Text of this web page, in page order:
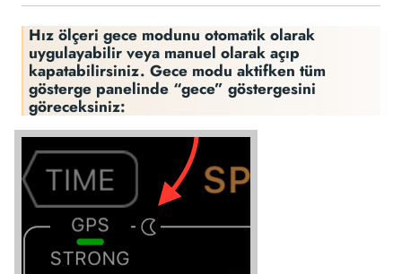
Hız ölçeri gece modunu otomatik olarak
uygulayabilir veya manuel olarak açıp
kapatabilirsiniz. Gece modu aktifken tüm
gösterge panelinde “gece” göstergesini
göreceksiniz: